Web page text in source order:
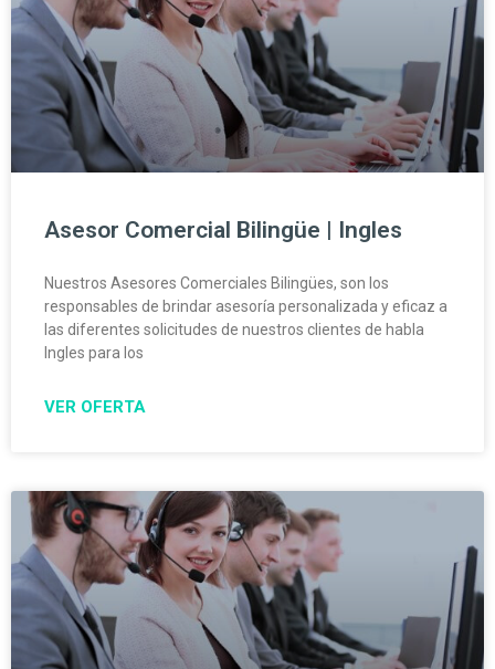
Asesor Comercial Bilingüe | Ingles
Nuestros Asesores Comerciales Bilingües, son los
responsables de brindar asesoría personalizada y eficaz a
las diferentes solicitudes de nuestros clientes de habla
Ingles para los
VER OFERTA